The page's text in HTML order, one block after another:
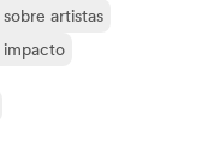
artistas
impacto